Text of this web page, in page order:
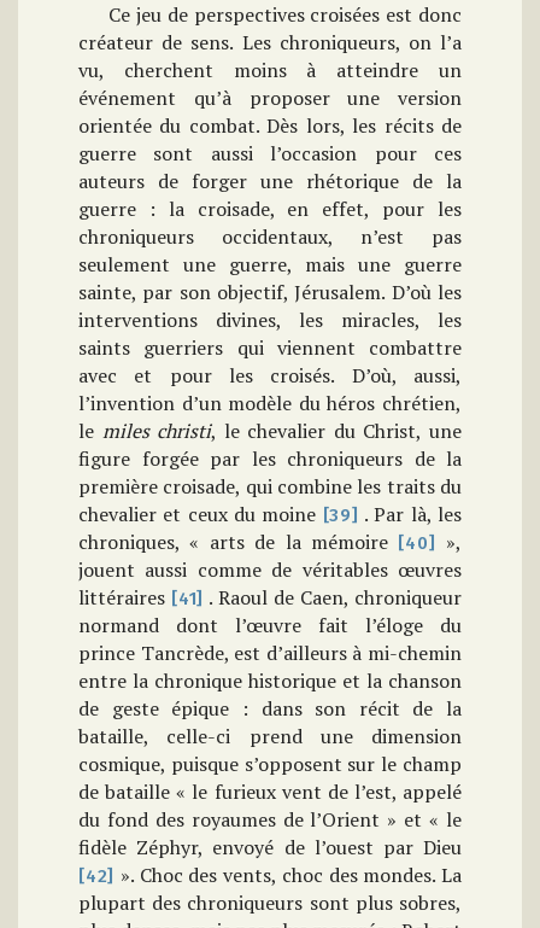
Ce jeu de perspectives croisées est donc
créateur de sens. Les chroniqueurs, on l’a
vu, cherchent moins à atteindre un
événement qu’à proposer une version
orientée du combat. Dès lors, les récits de
guerre sont aussi l’occasion pour ces
auteurs de forger une rhétorique de la
guerre : la croisade, en effet, pour les
chroniqueurs occidentaux, n’est pas
seulement une guerre, mais une guerre
sainte, par son objectif, Jérusalem. D’où les
interventions divines, les miracles, les
saints guerriers qui viennent combattre
avec et pour les croisés. D’où, aussi,
l’invention d’un modèle du héros chrétien,
le miles christi, le chevalier du Christ, une
figure forgée par les chroniqueurs de la
première croisade, qui combine les traits du
chevalier et ceux du moine [39] . Par là, les
chroniques, « arts de la mémoire
[40]
»,
jouent aussi comme de véritables œuvres
littéraires [41] . Raoul de Caen, chroniqueur
normand dont l’œuvre fait l’éloge du
prince Tancrède, est d’ailleurs à mi-chemin
entre la chronique historique et la chanson
de geste épique : dans son récit de la
bataille, celle-ci prend une dimension
cosmique, puisque s’opposent sur le champ
de bataille « le furieux vent de l’est, appelé
du fond des royaumes de l’Orient » et « le
fidèle Zéphyr, envoyé de l’ouest par Dieu
[42] ». Choc des vents, choc des mondes. La
plupart des chroniqueurs sont plus sobres,